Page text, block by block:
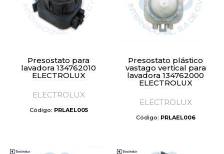
Presostato para
lavadora 134762010
ELECTROLUX
ELECTROLUX
Código: PRLAEL005
Presostato plástico
vastago vertical para
lavadora 134762000
ELECTROLUX
ELECTROLUX
Código: PRLAEL006